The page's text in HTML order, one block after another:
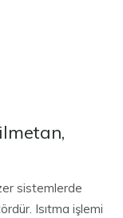
sistemlerde
Isıtma işlemi